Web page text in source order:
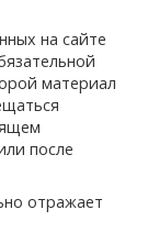
на сайте
материал
после
отражает